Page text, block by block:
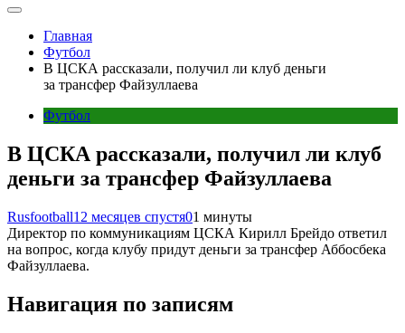
Главная
Футбол
В ЦСКА рассказали, получил ли клуб деньги
за трансфер Файзуллаева
Футбол
В ЦСКА рассказали, получил ли клуб
деньги за трансфер Файзуллаева
Rusfootball12 месяцев спустя01 минуты
Директор по коммуникациям ЦСКА Кирилл Брейдо ответил
на вопрос, когда клубу придут деньги за трансфер Аббосбека
Файзуллаева.
Навигация по записям